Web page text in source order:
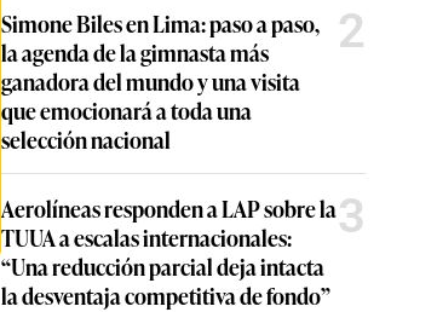
Simone Biles en Lima: paso a paso,
la agenda de la gimnasta más
ganadora del mundo y una visita
que emocionará a toda una
selección nacional
2
Aerolíneas responden a LAP sobre la
TUUA a escalas internacionales:
“Una reducción parcial deja intacta
la desventaja competitiva de fondo”
3